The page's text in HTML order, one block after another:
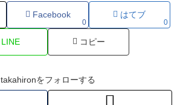
Facebook
0
はてブ
0
LINE コピー
takahironをフォローする